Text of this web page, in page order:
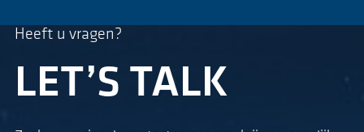
Heeft u vragen?
LET’S TALK